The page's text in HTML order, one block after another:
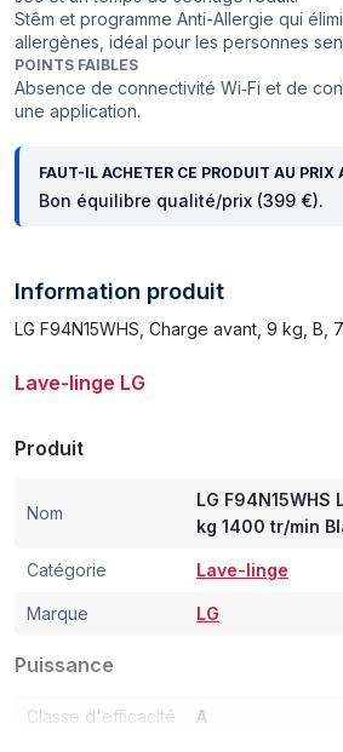
Stêm et programme Anti-Allergie qui
allergènes, idéal pour les personnes
POINTS FAIBLES
Absence de connectivité Wi‑Fi et de
une application.
FAUT-IL ACHETER CE PRODUIT AU PRIX
Bon équilibre qualité/prix (399 €).
Information produit
LG F94N15WHS, Charge avant, 9 kg, B,
Lave-linge LG
Produit
Nom
LG
kg 1400 tr/min
Catégorie Lave-linge
Marque LG
Puissance
Classe d'efficacité
A